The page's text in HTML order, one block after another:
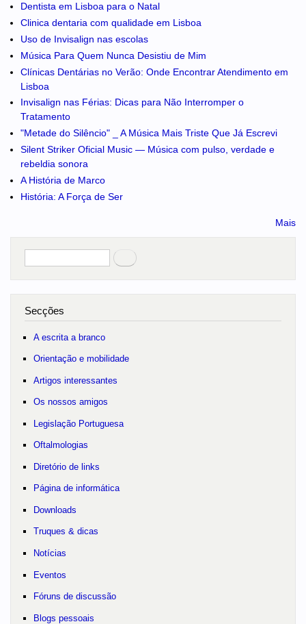
Dentista em Lisboa para o Natal
Clinica dentaria com qualidade em Lisboa
Uso de Invisalign nas escolas
Música Para Quem Nunca Desistiu de Mim
Clínicas Dentárias no Verão: Onde Encontrar Atendimento em
Lisboa
Invisalign nas Férias: Dicas para Não Interromper o
Tratamento
"Metade do Silêncio" _ A Música Mais Triste Que Já Escrevi
Silent Striker Oficial Music — Música com pulso, verdade e
rebeldia sonora
A História de Marco
História: A Força de Ser
Mais
Pesquisar
no portal
Secções
A escrita a branco
Orientação e mobilidade
Artigos interessantes
Os nossos amigos
Legislação Portuguesa
Oftalmologias
Diretório de links
Página de informática
Downloads
Truques & dicas
Notícias
Eventos
Fóruns de discussão
Blogs pessoais